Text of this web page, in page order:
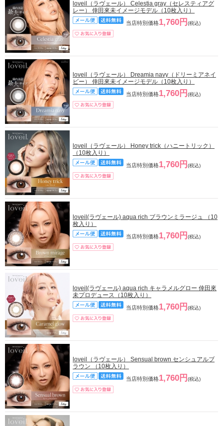
loveil（ラヴェール） Celestia gray（セレスティアグ
レー） 倖田來未イメージモデル（10枚入り）
当店特別価格1,760円 (税込)
loveil（ラヴェール） Dreamia navy（ドリーミアネイ
ビー） 倖田來未イメージモデル（10枚入り）
当店特別価格1,760円 (税込)
loveil（ラヴェール） Honey trick（ハニートリック）
（10枚入り）
当店特別価格1,760円 (税込)
loveil(ラヴェール) aqua rich ブラウンミラージュ （10
枚入り）
当店特別価格1,760円 (税込)
loveil(ラヴェール) aqua rich キャラメルグロー 倖田來
未プロデュース（10枚入り）
当店特別価格1,760円 (税込)
loveil（ラヴェール） Sensual brown センシュアルブ
ラウン （10枚入り）
当店特別価格1,760円 (税込)